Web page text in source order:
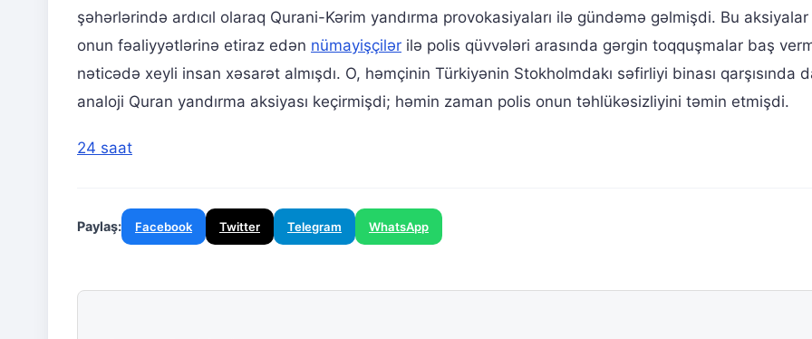
şəhərlərində ardıcıl olaraq Qurani-Kərim yandırma provokasiyaları ilə gündəmə gəlmişdi. Bu aksiyalar
onun fəaliyyətlərinə etiraz edən nümayişçilər ilə polis qüvvələri arasında gərgin toqquşmalar baş
nəticədə xeyli insan xəsarət almışdı. O, həmçinin Türkiyənin Stokholmdakı səfirliyi binası qarşısında
analoji Quran yandırma aksiyası keçirmişdi; həmin zaman polis onun təhlükəsizliyini təmin etmişdi.
24 saat
Paylaş: Facebook Twitter Telegram WhatsApp